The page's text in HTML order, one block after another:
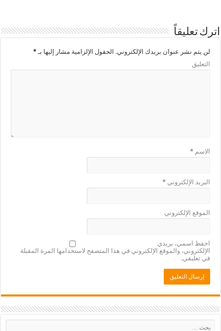
اترك تعليقاً
لن يتم نشر عنوان بريدك الإلكتروني. الحقول الإلزامية مشار إليها بـ*
التعليق
الاسم*
البريد الإلكتروني*
الموقع الإلكتروني
احفظ اسمي، بريدي
الإلكتروني، والموقع الإلكتروني في هذا المتصفح لاستخدامها المرة المقبلة
في تعليقي.